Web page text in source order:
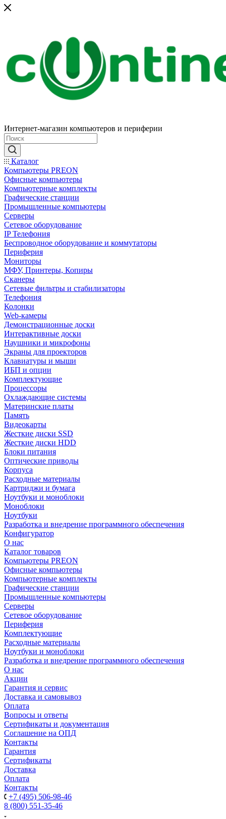
Интернет-магазин компьютеров и периферии
Каталог
Компьютеры PREON
Офисные компьютеры
Компьютерные комплекты
Графические станции
Промышленные компьютеры
Серверы
Сетевое оборудование
IP Телефония
Беспроводное оборудование и коммутаторы
Периферия
Мониторы
МФУ, Принтеры, Копиры
Сканеры
Сетевые фильтры и стабилизаторы
Телефония
Колонки
Web-камеры
Демонстрационные доски
Интерактивные доски
Наушники и микрофоны
Экраны для проекторов
Клавиатуры и мыши
ИБП и опции
Комплектующие
Процессоры
Охлаждающие системы
Материнские платы
Память
Видеокарты
Жесткие диски SSD
Жесткие диски HDD
Блоки питания
Оптические приводы
Корпуса
Расходные материалы
Картриджи и бумага
Ноутбуки и моноблоки
Моноблоки
Ноутбуки
Разработка и внедрение программного обеспечения
Конфигуратор
О нас
Каталог товаров
Компьютеры PREON
Офисные компьютеры
Компьютерные комплекты
Графические станции
Промышленные компьютеры
Серверы
Сетевое оборудование
Периферия
Комплектующие
Расходные материалы
Ноутбуки и моноблоки
Разработка и внедрение программного обеспечения
О нас
Акции
Гарантия и сервис
Доставка и самовывоз
Оплата
Вопросы и ответы
Сертификаты и документация
Соглашение на ОПД
Контакты
Гарантия
Сертификаты
Доставка
Оплата
Контакты
+7 (495) 506-98-46
8 (800) 551-35-46